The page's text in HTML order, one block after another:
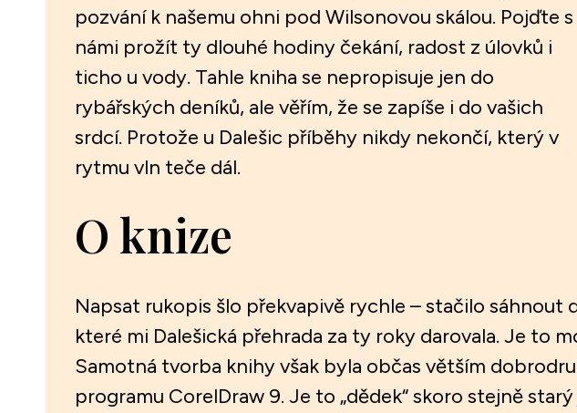
pozvání k našemu ohni pod Wilsonovou skálou. Pojďte s
námi prožít ty dlouhé hodiny čekání, radost z úlovků i
ticho u vody. Tahle kniha se nepropisuje jen do
rybářských deníků, ale věřím, že se zapíše i do vašich
srdcí. Protože u Dalešic příběhy nikdy nekončí, který v
rytmu vln teče dál.
O knize
Napsat rukopis šlo překvapivě rychle – stačilo
které mi Dalešická přehrada za ty roky darovala. Je to
Samotná tvorba knihy však byla občas větším
programu CorelDraw 9. Je to „dědek“ skoro stejně